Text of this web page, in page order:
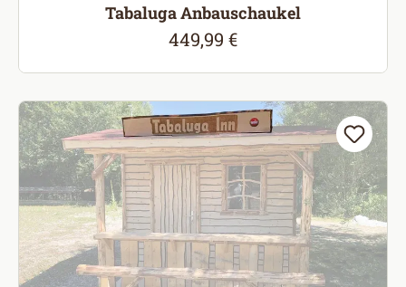
Tabaluga Anbauschaukel
Regulärer Preis:
449,99 €